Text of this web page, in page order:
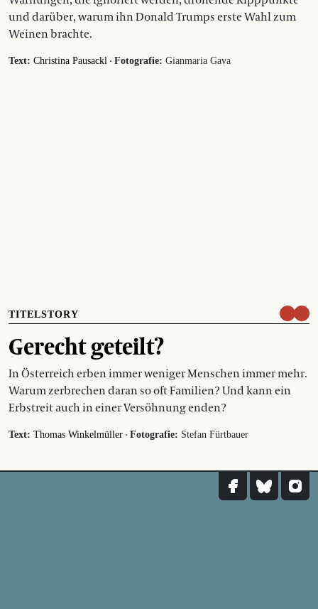
und darüber, warum ihn Donald Trumps erste Wahl zum
Weinen brachte.
Text: Christina Pausackl · Fotografie: Gianmaria Gava
TITELSTORY
Gerecht geteilt?
In Österreich erben immer weniger Menschen immer mehr.
Warum zerbrechen daran so oft Familien? Und kann ein
Erbstreit auch in einer Versöhnung enden?
Text: Thomas Winkelmüller · Fotografie: Stefan Fürtbauer